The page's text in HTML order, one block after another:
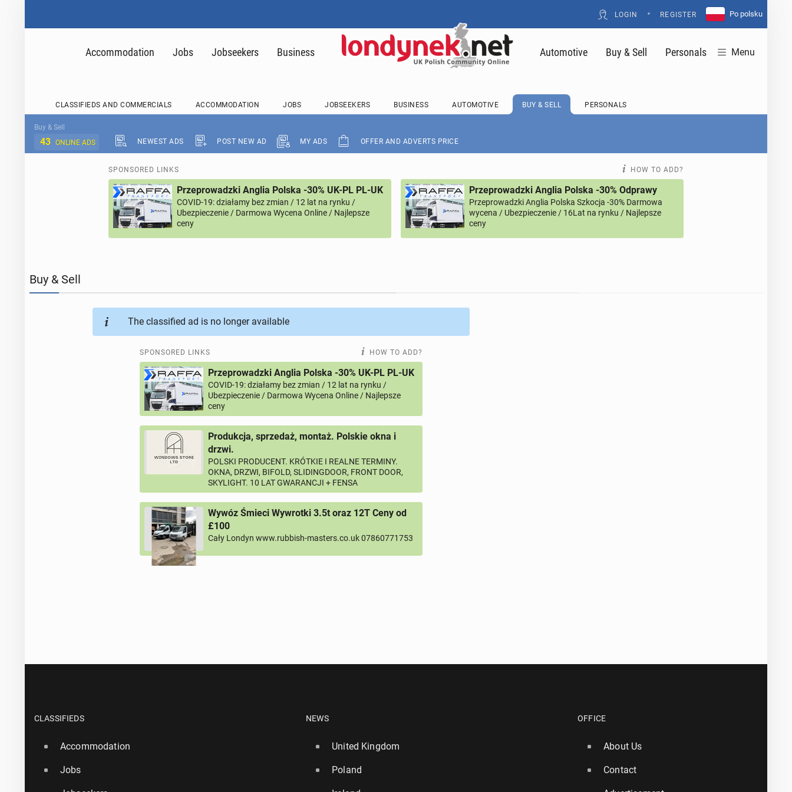
LOGIN • REGISTER Po polsku
Accommodation Jobs Jobseekers Business Automotive Buy & Sell Personals Menu
CLASSIFIEDS AND COMMERCIALS ACCOMMODATION JOBS JOBSEEKERS BUSINESS AUTOMOTIVE BUY & SELL PERSONALS
Buy & Sell
43 ONLINE ADS NEWEST ADS POST NEW AD MY ADS OFFER AND ADVERTS PRICE
SPONSORED LINKS HOW TO ADD?
Przeprowadzki Anglia Polska -30% UK-PL PL-UK
COVID-19: działamy bez zmian / 12 lat na rynku /
Ubezpieczenie / Darmowa Wycena Online / Najlepsze
ceny
Przeprowadzki Anglia Polska -30% Odprawy
Przeprowadzki Anglia Polska Szkocja -30% Darmowa
wycena / Ubezpieczenie / 16Lat na rynku / Najlepsze
ceny
Buy & Sell
The classified ad is no longer available
SPONSORED LINKS HOW TO ADD?
Przeprowadzki Anglia Polska -30% UK-PL PL-UK
COVID-19: działamy bez zmian / 12 lat na rynku /
Ubezpieczenie / Darmowa Wycena Online / Najlepsze
ceny
Produkcja, sprzedaż, montaż. Polskie okna i
drzwi.
POLSKI PRODUCENT. KRÓTKIE I REALNE TERMINY.
OKNA, DRZWI, BIFOLD, SLIDINGDOOR, FRONT DOOR,
SKYLIGHT. 10 LAT GWARANCJI + FENSA
Wywóz Śmieci Wywrotki 3.5t oraz 12T Ceny od
£100
Cały Londyn www.rubbish-masters.co.uk 07860771753
CLASSIFIEDS
Accommodation
Jobs
NEWS
United Kingdom
Poland
OFFICE
About Us
Contact